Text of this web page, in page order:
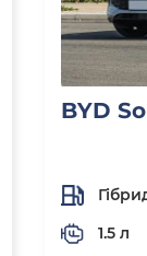
BYD
1.5 л